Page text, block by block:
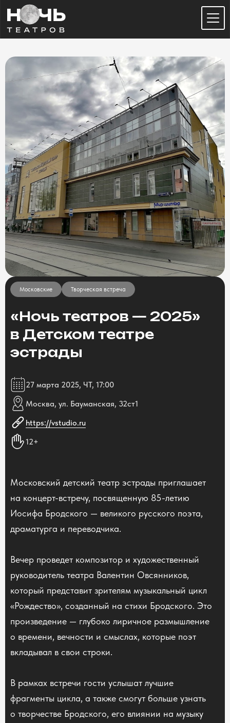
Московские Творческая встреча
«Ночь театров — 2025»
в Детском театре
эстрады
27 марта 2025, ЧТ, 17:00
Москва, ул. Бауманская, 32ст1
https://vstudio.ru
12+
Московский детский театр эстрады приглашает
на концерт-встречу, посвященную 85-летию
Иосифа Бродского — великого русского поэта,
драматурга и переводчика.
Вечер проведет композитор и художественный
руководитель театра Валентин Овсянников,
который представит зрителям музыкальный цикл
«Рождество», созданный на стихи Бродского. Это
произведение — глубоко лиричное размышление
о времени, вечности и смыслах, которые поэт
вкладывал в свои строки.
В рамках встречи гости услышат лучшие
фрагменты цикла, а также смогут больше узнать
о творчестве Бродского, его влиянии на музыку